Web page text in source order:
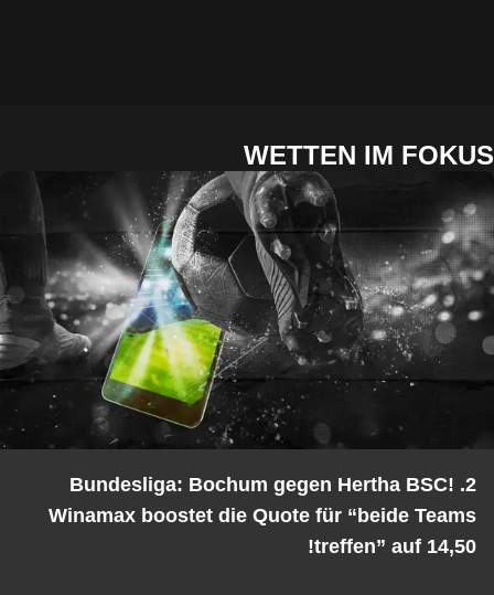
WETTEN IM FOKUS
2. Bundesliga: Bochum gegen Hertha BSC!
Winamax boostet die Quote für “beide Teams
treffen” auf 14,50!